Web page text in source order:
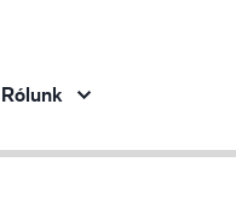
Rólunk